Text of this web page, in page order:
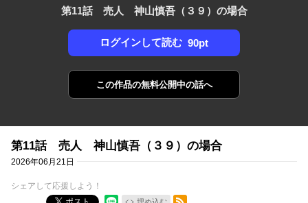
第11話 売人 神山慎吾（３９）の場合
ログインして読む 90pt
この作品の無料公開中の話へ
第11話 売人 神山慎吾（３９）の場合
2026年06月21日
シェアして応援しよう！
RSSフィード